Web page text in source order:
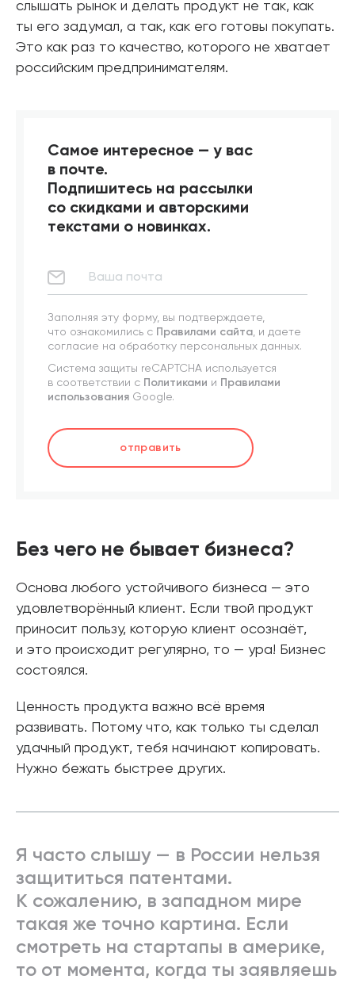
слышать рынок и делать продукт не так, как
ты его задумал, а так, как его готовы покупать.
Это как раз то качество, которого не хватает
российским предпринимателям.
Самое интересное — у вас
в почте.
Подпишитесь на рассылки
со скидками и авторскими
текстами о новинках.
Заполняя эту форму, вы подтверждаете,
что ознакомились с Правилами сайта, и даете
согласие на обработку персональных данных.
Система защиты reCAPTCHA используется
в соответствии с Политиками и Правилами
использования Google.
отправить
Без чего не бывает бизнеса?
Основа любого устойчивого бизнеса — это
удовлетворённый клиент. Если твой продукт
приносит пользу, которую клиент осознаёт,
и это происходит регулярно, то — ура! Бизнес
состоялся.
Ценность продукта важно всё время
развивать. Потому что, как только ты сделал
удачный продукт, тебя начинают копировать.
Нужно бежать быстрее других.
Я часто слышу — в России нельзя
защититься патентами.
К сожалению, в западном мире
такая же точно картина. Если
смотреть на стартапы в америке,
то от момента, когда ты заявляешь